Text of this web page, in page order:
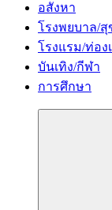
อสังหา
โรงพยบาล/
โรงแรม/ท่อง
บันเทิง/กีฬา
การศึกษา